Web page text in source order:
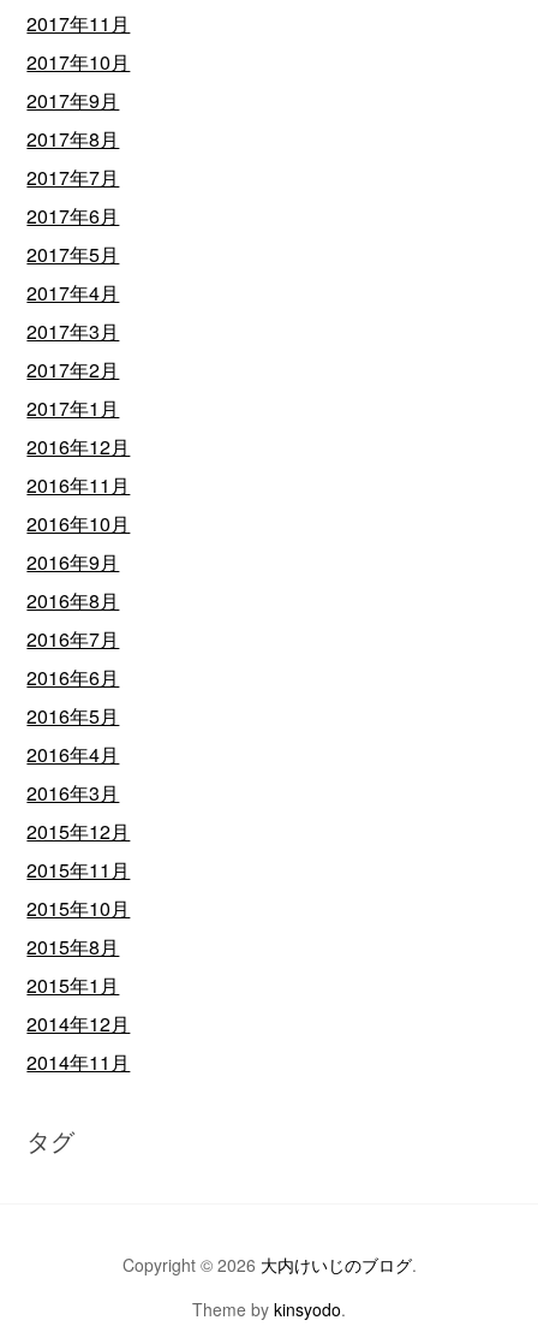
2017年11月
2017年10月
2017年9月
2017年8月
2017年7月
2017年6月
2017年5月
2017年4月
2017年3月
2017年2月
2017年1月
2016年12月
2016年11月
2016年10月
2016年9月
2016年8月
2016年7月
2016年6月
2016年5月
2016年4月
2016年3月
2015年12月
2015年11月
2015年10月
2015年8月
2015年1月
2014年12月
2014年11月
タグ
Copyright © 2026 大内けいじのブログ.
Theme by kinsyodo.